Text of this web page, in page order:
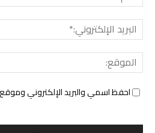
احفظ اسمي والبريد الإلكتروني